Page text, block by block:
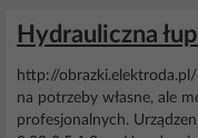
Hydrauliczna
http://
na potrzeby własne, ale
profesjonalnych.